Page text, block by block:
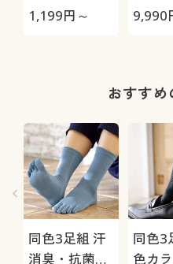
組
1,199円～
ージ
9,990
おすすめ
同色3足組 汗
消臭・抗菌防
同色3
色カ